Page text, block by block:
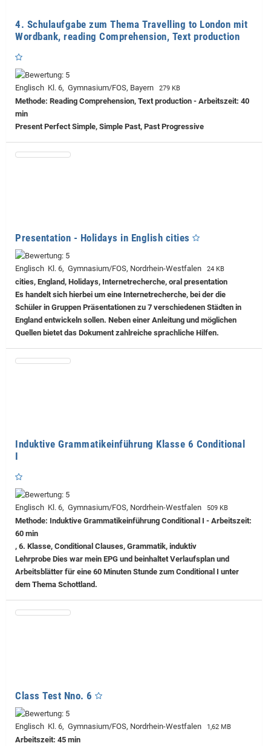
4. Schulaufgabe zum Thema Travelling to London mit
Wordbank, reading Comprehension, Text production
Englisch Kl. 6, Gymnasium/FOS, Bayern 279 KB
Methode: Reading Comprehension, Text production - Arbeitszeit: 40
min
Present Perfect Simple, Simple Past, Past Progressive
Presentation - Holidays in English cities
Englisch Kl. 6, Gymnasium/FOS, Nordrhein-Westfalen 24 KB
cities, England, Holidays, Internetrecherche, oral presentation
Es handelt sich hierbei um eine Internetrecherche, bei der die
Schüler in Gruppen Präsentationen zu 7 verschiedenen Städten in
England entwickeln sollen. Neben einer Anleitung und möglichen
Quellen bietet das Dokument zahlreiche sprachliche Hilfen.
Induktive Grammatikeinführung Klasse 6 Conditional
I
Englisch Kl. 6, Gymnasium/FOS, Nordrhein-Westfalen 509 KB
Methode: Induktive Grammatikeinführung Conditional I - Arbeitszeit:
60 min
, 6. Klasse, Conditional Clauses, Grammatik, induktiv
Lehrprobe Dies war mein EPG und beinhaltet Verlaufsplan und
Arbeitsblätter für eine 60 Minuten Stunde zum Conditional I unter
dem Thema Schottland.
Class Test Nno. 6
Englisch Kl. 6, Gymnasium/FOS, Nordrhein-Westfalen 1,62 MB
Arbeitszeit: 45 min